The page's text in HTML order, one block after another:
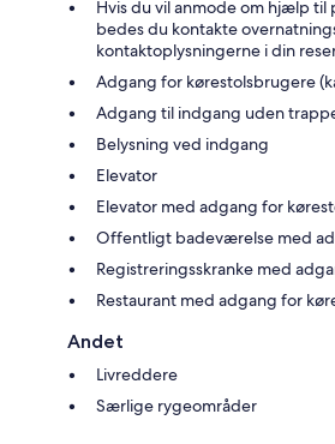
Hvis du vil anmode om hjælp til
bedes du kontakte
kontaktoplysningerne i din
Adgang for kørestolsbrugere
Adgang til indgang uden
Belysning ved indgang
Elevator
Elevator med adgang for
Offentligt badeværelse med
Registreringsskranke med
Restaurant med adgang for
Andet
Livreddere
Særlige rygeområder